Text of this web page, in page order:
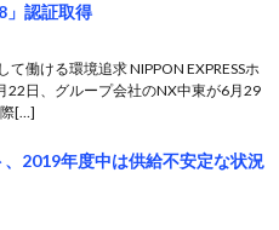
」認証取得
働ける環境追求 NIPPON EXPRESSホ
22日、グループ会社のNX中東が6月29
[…]
、2019年度中は供給不安定な状況